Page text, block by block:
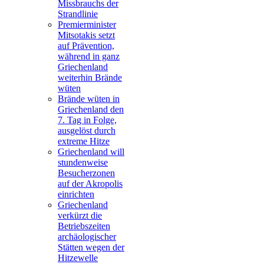
Missbrauchs der
Strandlinie
Premierminister
Mitsotakis setzt
auf Prävention,
während in ganz
Griechenland
weiterhin Brände
wüten
Brände wüten in
Griechenland den
7. Tag in Folge,
ausgelöst durch
extreme Hitze
Griechenland will
stundenweise
Besucherzonen
auf der Akropolis
einrichten
Griechenland
verkürzt die
Betriebszeiten
archäologischer
Stätten wegen der
Hitzewelle